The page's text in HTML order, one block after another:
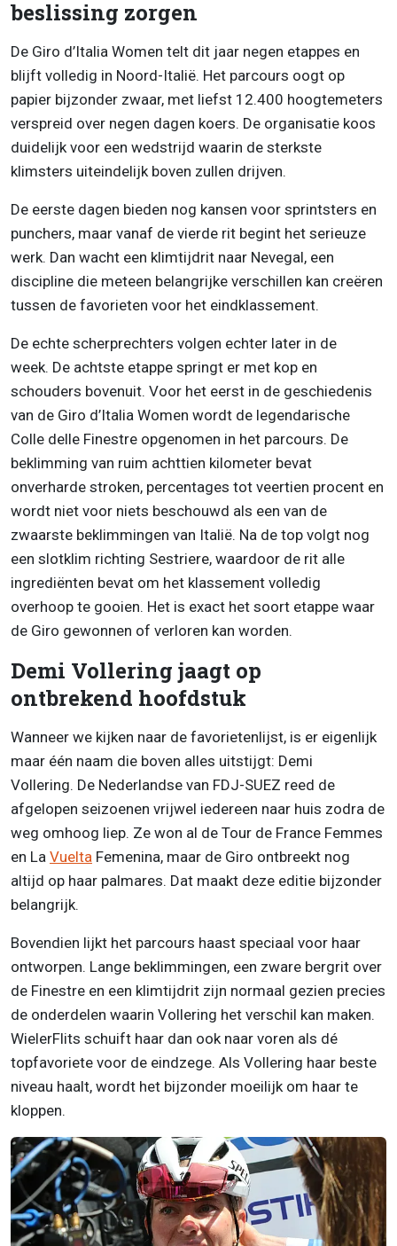
beslissing zorgen
De Giro d’Italia Women telt dit jaar negen etappes en
blijft volledig in Noord-Italië. Het parcours oogt op
papier bijzonder zwaar, met liefst 12.400 hoogtemeters
verspreid over negen dagen koers. De organisatie koos
duidelijk voor een wedstrijd waarin de sterkste
klimsters uiteindelijk boven zullen drijven.
De eerste dagen bieden nog kansen voor sprintsters en
punchers, maar vanaf de vierde rit begint het serieuze
werk. Dan wacht een klimtijdrit naar Nevegal, een
discipline die meteen belangrijke verschillen kan creëren
tussen de favorieten voor het eindklassement.
De echte scherprechters volgen echter later in de
week. De achtste etappe springt er met kop en
schouders bovenuit. Voor het eerst in de geschiedenis
van de Giro d’Italia Women wordt de legendarische
Colle delle Finestre opgenomen in het parcours. De
beklimming van ruim achttien kilometer bevat
onverharde stroken, percentages tot veertien procent en
wordt niet voor niets beschouwd als een van de
zwaarste beklimmingen van Italië. Na de top volgt nog
een slotklim richting Sestriere, waardoor de rit alle
ingrediënten bevat om het klassement volledig
overhoop te gooien. Het is exact het soort etappe waar
de Giro gewonnen of verloren kan worden.
Demi Vollering jaagt op
ontbrekend hoofdstuk
Wanneer we kijken naar de favorietenlijst, is er eigenlijk
maar één naam die boven alles uitstijgt: Demi
Vollering. De Nederlandse van FDJ-SUEZ reed de
afgelopen seizoenen vrijwel iedereen naar huis zodra de
weg omhoog liep. Ze won al de Tour de France Femmes
en La Vuelta Femenina, maar de Giro ontbreekt nog
altijd op haar palmares. Dat maakt deze editie bijzonder
belangrijk.
Bovendien lijkt het parcours haast speciaal voor haar
ontworpen. Lange beklimmingen, een zware bergrit over
de Finestre en een klimtijdrit zijn normaal gezien precies
de onderdelen waarin Vollering het verschil kan maken.
WielerFlits schuift haar dan ook naar voren als dé
topfavoriete voor de eindzege. Als Vollering haar beste
niveau haalt, wordt het bijzonder moeilijk om haar te
kloppen.